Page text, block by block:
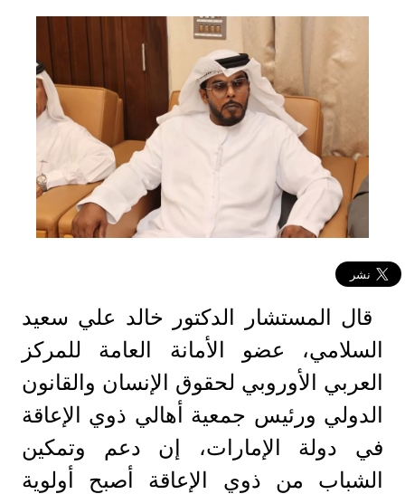
قال المستشار الدكتور خالد علي سعيد
السلامي، عضو الأمانة العامة للمركز
العربي الأوروبي لحقوق الإنسان والقانون
الدولي ورئيس جمعية أهالي ذوي الإعاقة
في دولة الإمارات، إن دعم وتمكين
الشباب من ذوي الإعاقة أصبح أولوية